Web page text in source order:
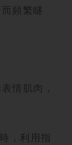
頻繁瞇
情肌肉，
，利用指